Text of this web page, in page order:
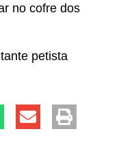
no cofre dos
petista